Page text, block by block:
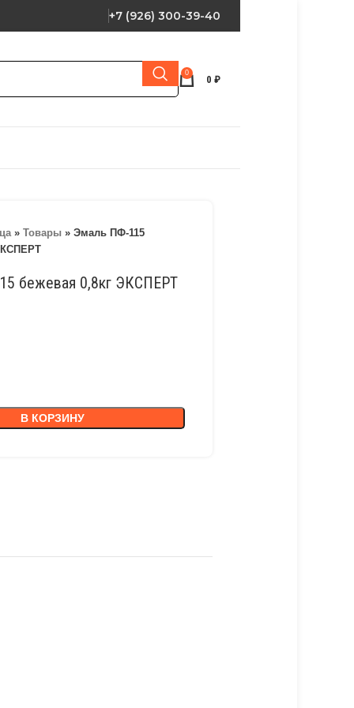
+7 (926) 300-39-40
0
0 ₽
» Товары » Эмаль ПФ-115
бежевая 0,8кг ЭКСПЕРТ
В КОРЗИНУ